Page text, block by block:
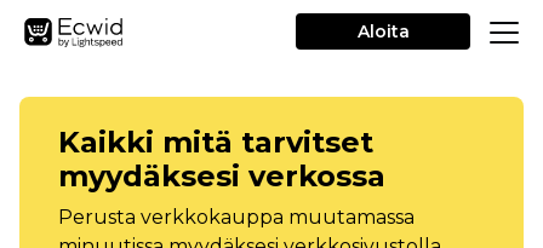
Aloita
Kaikki mitä tarvitset
myydäksesi verkossa
Perusta verkkokauppa muutamassa